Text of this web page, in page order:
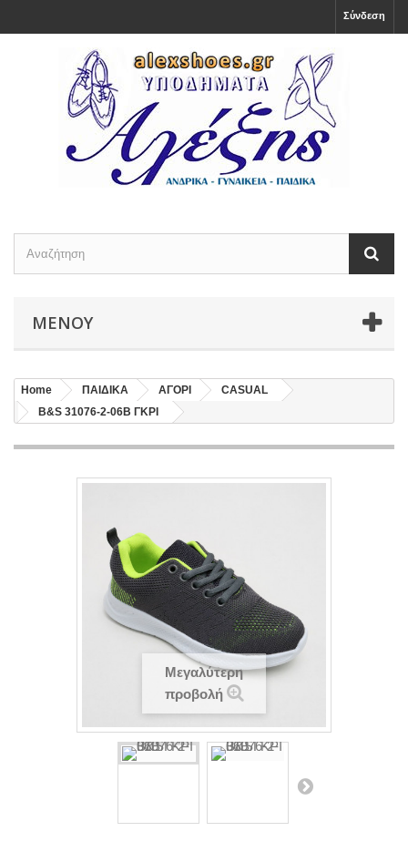
Σύνδεση
ΜΕΝΟΎ
Home ΠΑΙΔΙΚΑ ΑΓΟΡΙ
CASUAL
B&S 31076-2-06B ΓΚΡΙ
Μεγαλύτερη
προβολή